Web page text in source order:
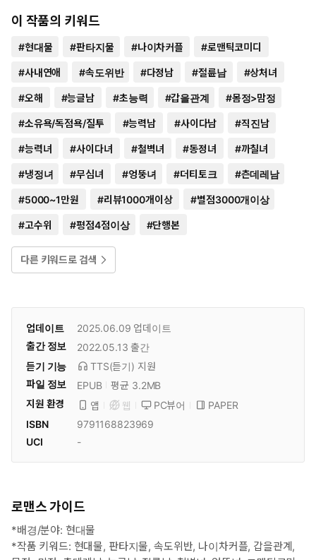
이 작품의 키워드
#현대물 #판타지물 #나이차커플 #로맨틱코미디
#사내연애 #속도위반 #다정남 #절륜남 #상처녀
#오해 #능글남 #초능력 #갑을관계 #몸정>맘정
#소유욕/독점욕/질투 #능력남 #사이다남 #직진남
#능력녀 #사이다녀 #철벽녀 #동정녀 #까칠녀
#냉정녀 #무심녀 #엉뚱녀 #더티토크 #츤데레남
#5000~1만원 #리뷰1000개이상 #별점3000개이상
#고수위 #평점4점이상 #단행본
다른 키워드로 검색
업데이트 2025.06.09 업데이트
출간 정보
2022.05.13 출간
듣기 기능
TTS(듣기) 지원
파일 정보
EPUB
평균 3.2MB
지원 환경
앱 웹 PC뷰어
PAPER
ISBN
9791168823969
UCI
-
로맨스 가이드
*배경/분야: 현대물
*작품 키워드: 현대물, 판타지물, 속도위반, 나이차커플, 갑을관계,